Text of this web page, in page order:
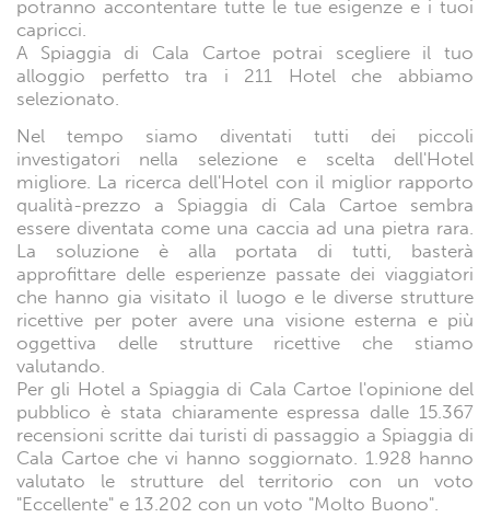
potranno accontentare tutte le tue esigenze e i tuoi
capricci.
A Spiaggia di Cala Cartoe potrai scegliere il tuo
alloggio perfetto tra i 211 Hotel che abbiamo
selezionato.
Nel tempo siamo diventati tutti dei piccoli
investigatori nella selezione e scelta dell'Hotel
migliore. La ricerca dell'Hotel con il miglior rapporto
qualità-prezzo a Spiaggia di Cala Cartoe sembra
essere diventata come una caccia ad una pietra rara.
La soluzione è alla portata di tutti, basterà
approfittare delle esperienze passate dei viaggiatori
che hanno gia visitato il luogo e le diverse strutture
ricettive per poter avere una visione esterna e più
oggettiva delle strutture ricettive che stiamo
valutando.
Per gli Hotel a Spiaggia di Cala Cartoe l'opinione del
pubblico è stata chiaramente espressa dalle 15.367
recensioni scritte dai turisti di passaggio a Spiaggia di
Cala Cartoe che vi hanno soggiornato. 1.928 hanno
valutato le strutture del territorio con un voto
"Eccellente" e 13.202 con un voto "Molto Buono".